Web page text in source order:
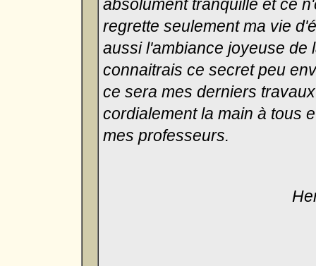
absolument tranquille et ce
regrette seulement ma vie
aussi l'ambiance joyeuse de
connaitrais ce secret peu
ce sera mes derniers
cordialement la main à tous
mes professeurs.